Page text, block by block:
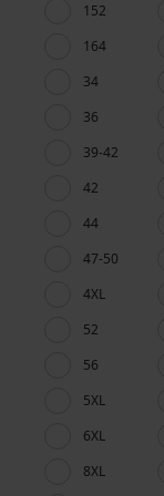
152
164
34
36
39-42
42
44
47-50
4XL
52
56
5XL
6XL
8XL